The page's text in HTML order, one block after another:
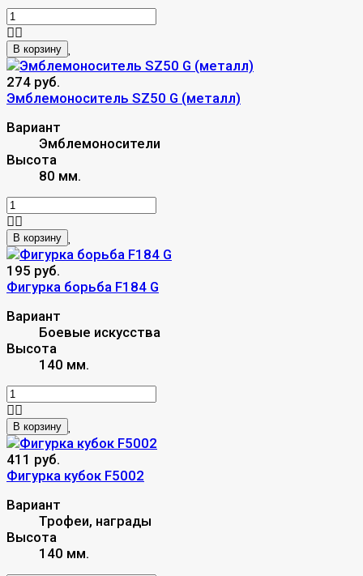
В корзину
274 руб.
Эмблемоноситель SZ50 G (металл)
Вариант
Эмблемоносители
Высота
80 мм.
В корзину
195 руб.
Фигурка борьба F184 G
Вариант
Боевые искусства
Высота
140 мм.
В корзину
411 руб.
Фигурка кубок F5002
Вариант
Трофеи, награды
Высота
140 мм.